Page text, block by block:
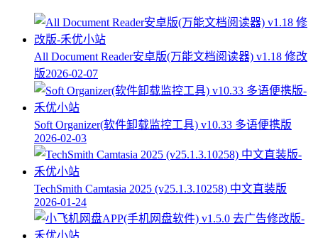
All Document Reader安卓版(万能文档阅读器) v1.18 修改
版2026-02-07
Soft Organizer(软件卸载监控工具) v10.33 多语便携版
2026-02-03
TechSmith Camtasia 2025 (v25.1.3.10258) 中文直装版
2026-01-24